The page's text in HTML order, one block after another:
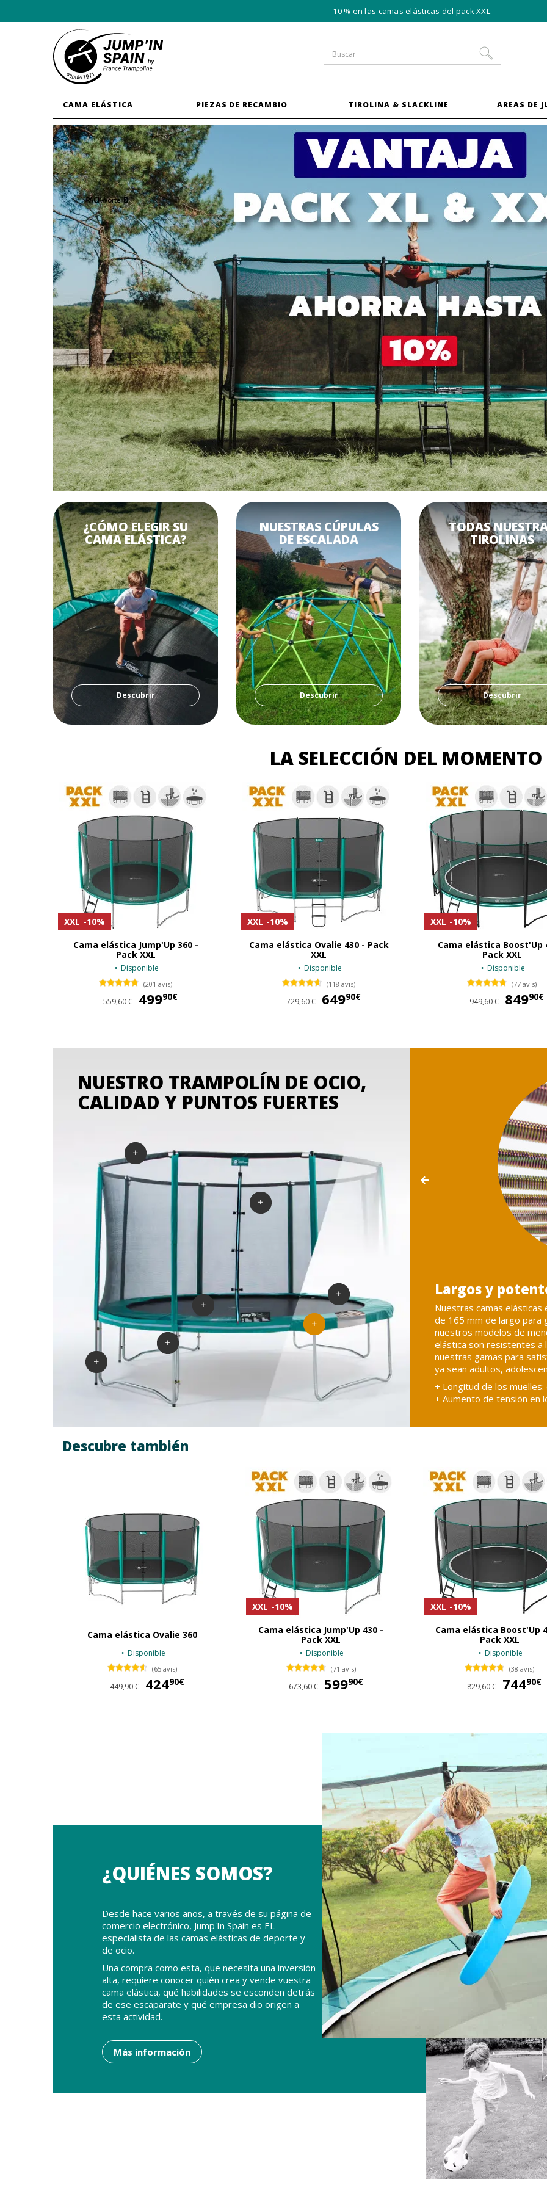
-10 % en las camas elásticas del pack XXL
CAMA ELÁSTICA PIEZAS DE RECAMBIO TIROLINA & SLACKLINE AREAS DE
¿CÓMO ELEGIR SU
CAMA ELÁSTICA?
Descubrir
NUESTRAS CÚPULAS
DE ESCALADA
Descubrir
TODAS
TIROLINAS
Descubrir
LA SELECCIÓN DEL MOMENTO
XXL -10%
Cama elástica Jump'Up 360 -
Pack XXL
Disponible
(201 avis)
559,60 € 49990€
XXL -10%
Cama elástica Ovalie 430 - Pack
XXL
Disponible
(118 avis)
729,60 € 64990€
XXL -10%
Cama elástica Boost'Up
Pack XXL
Disponible
(77 avis)
949,60 € 84990€
NUESTRO TRAMPOLÍN DE OCIO,
CALIDAD Y PUNTOS FUERTES
Largos y potentes muelles
Nuestras camas elásticas están equipadas con un mínimo de 42 resortes
de 165 mm de largo para garantizar un impulso superior, incluso en
nuestros modelos de menor diámetro. Nuestros resortes para cama
elástica son resistentes a la corrosión. Su diseño ha sido adaptado según
nuestras gamas para satisfacer mejor a cada uno de nuestros usuarios,
ya sean adultos, adolescentes o niños.
+ Longitud de los muelles: de 165 mm a 230 mm según el modelo
+ Aumento de tensión en los espirales para un potente efecto de rebote
Cojín protector
Nuestros cojines de
los mejores del mercado.
mediante cuerdas
resortes. Para garantizar
un tratamiento contra los
+ Espuma interior:
+ Espuma de celdas
+ Confeccionado en tela
Descubre también
Cama elástica Ovalie 360
Disponible
(65 avis)
449,90 € 42490€
XXL -10%
Cama elástica Jump'Up 430 -
Pack XXL
Disponible
(71 avis)
673,60 € 59990€
XXL -10%
Cama elástica Boost'Up
Pack XXL
Disponible
(38 avis)
829,60 € 74490€
¿QUIÉNES SOMOS?
Desde hace varios años, a través de su página de
comercio electrónico, Jump'In Spain es EL
especialista de las camas elásticas de deporte y
de ocio.
Una compra como esta, que necesita una inversión
alta, requiere conocer quién crea y vende vuestra
cama elástica, qué habilidades se esconden detrás
de ese escaparate y qué empresa dio origen a
esta actividad.
Más información